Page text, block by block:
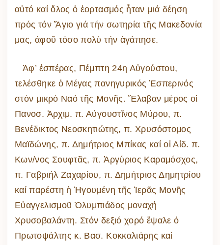
αὐτό καί ὅλος ὁ ἐορτασμός ἦταν μιά δέηση
πρός τόν Ἅγιο γιά τήν σωτηρία τῆς Μακεδονία
μας, ἀφοῦ τόσο πολύ τήν ἀγάπησε.
Ἀφ’ ἑσπέρας, Πέμπτη 24η Αὐγούστου,
τελέσθηκε ὁ Μέγας πανηγυρικός Ἑσπερινός
στόν μικρό Ναό τῆς Μονῆς. Ἔλαβαν μέρος οἱ
Πανοσ. Ἀρχιμ. π. Αὐγουστῖνος Μύρου, π.
Βενέδικτος Νεοσκητιώτης, π. Χρυσόστομος
Μαϊδώνης, π. Δημήτριος Μπίκας καί οἱ Αἰδ. π.
Κων/νος Σουφτᾶς, π. Ἀργύριος Καραμόσχος,
π. Γαβριήλ Ζαχαρίου, π. Δημήτριος Δημητρίου
καί παρέστη ἡ Ἡγουμένη τῆς Ἱερᾶς Μονῆς
Εὐαγγελισμοῦ Ὀλυμπιάδος μοναχή
Χρυσοβαλάντη. Στόν δεξιό χορό ἔψαλε ὁ
Πρωτοψάλτης κ. Βασ. Κοκκαλιάρης καί